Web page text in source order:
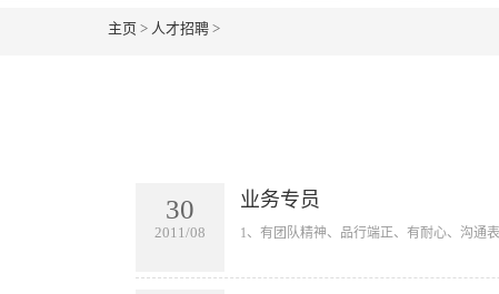
主页 > 人才招聘 >
30
2011/08
业务专员
​1、有团队精神、品行端正、有耐心、沟通